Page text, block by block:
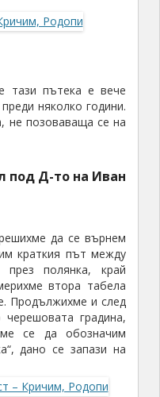
тази пътека е вече
преди няколко години.
не позоваваща се на
под Д-то на Иван
да се върнем
краткия път между
през полянка, край
втора табела
Продължихме и след
градина,
се да обозначим
дано се запази на